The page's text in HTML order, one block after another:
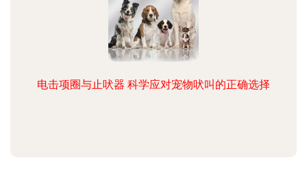
电击项圈与止吠器 科学应对宠物吠叫的正确选择